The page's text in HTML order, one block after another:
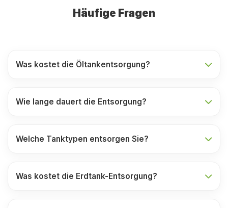
Häufige Fragen
Was kostet die Öltankentsorgung?
Wie lange dauert die Entsorgung?
Welche Tanktypen entsorgen Sie?
Was kostet die Erdtank-Entsorgung?